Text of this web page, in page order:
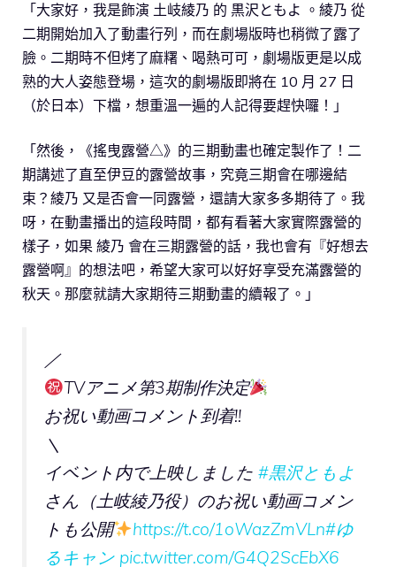
「大家好，我是飾演 土岐綾乃 的 黒沢ともよ 。綾乃 從
二期開始加入了動畫行列，而在劇場版時也稍微了露了
臉。二期時不但烤了麻糬、喝熱可可，劇場版更是以成
熟的大人姿態登場，這次的劇場版即將在 10 月 27 日
（於日本）下檔，想重溫一遍的人記得要趕快囉！」
「然後，《搖曳露營△》的三期動畫也確定製作了！二
期講述了直至伊豆的露營故事，究竟三期會在哪邊結
束？綾乃 又是否會一同露營，還請大家多多期待了。我
呀，在動畫播出的這段時間，都有看著大家實際露營的
樣子，如果 綾乃 會在三期露營的話，我也會有『好想去
露營啊』的想法吧，希望大家可以好好享受充滿露營的
秋天。那麼就請大家期待三期動畫的續報了。」
／
TVアニメ第3期制作決定
お祝い動画コメント到着!!
＼
イベント内で上映しました #黒沢ともよ
さん（土岐綾乃役）のお祝い動画コメン
トも公開
https://t.co/1oWazZmVLn#ゆ
るキャン pic.twitter.com/G4Q2ScEbX6